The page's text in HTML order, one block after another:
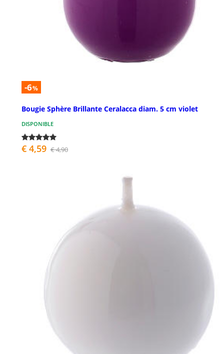
-6%
Bougie Sphère Brillante Ceralacca diam. 5 cm violet
DISPONIBLE
€ 4,59 € 4,90